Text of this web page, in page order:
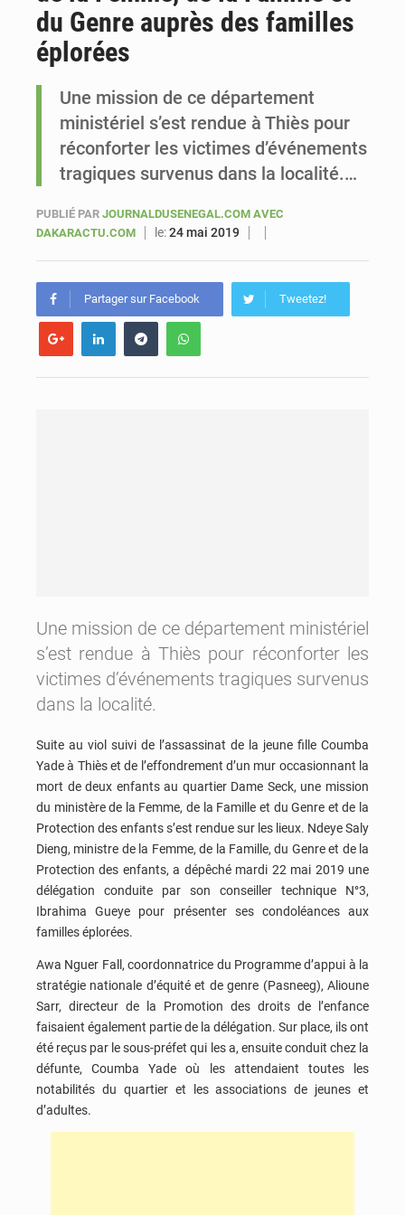
Sénégal : Ousmane Diagne prêtera serment le 11 août comme président du Conseil constitutionnel
du Genre auprès des familles
éplorées
Une mission de ce département
ministériel s’est rendue à Thiès pour
réconforter les victimes d’événements
tragiques survenus dans la localité.…
PUBLIÉ PAR JOURNALDUSENEGAL.COM AVEC
DAKARACTU.COM
le:24 mai 2019
Partager sur Facebook Tweetez!
Une mission de ce département ministériel
s’est rendue à Thiès pour réconforter les
victimes d’événements tragiques survenus
dans la localité.
Suite au viol suivi de l’assassinat de la jeune fille Coumba
Yade à Thiès et de l’effondrement d’un mur occasionnant la
mort de deux enfants au quartier Dame Seck, une mission
du ministère de la Femme, de la Famille et du Genre et de la
Protection des enfants s’est rendue sur les lieux. Ndeye Saly
Dieng, ministre de la Femme, de la Famille, du Genre et de la
Protection des enfants, a dépêché mardi 22 mai 2019 une
délégation conduite par son conseiller technique N°3,
Ibrahima Gueye pour présenter ses condoléances aux
familles éplorées.
Awa Nguer Fall, coordonnatrice du Programme d’appui à la
stratégie nationale d’équité et de genre (Pasneeg), Alioune
Sarr, directeur de la Promotion des droits de l’enfance
faisaient également partie de la délégation. Sur place, ils ont
été reçus par le sous-préfet qui les a, ensuite conduit chez la
défunte, Coumba Yade où les attendaient toutes les
notabilités du quartier et les associations de jeunes et
d’adultes.